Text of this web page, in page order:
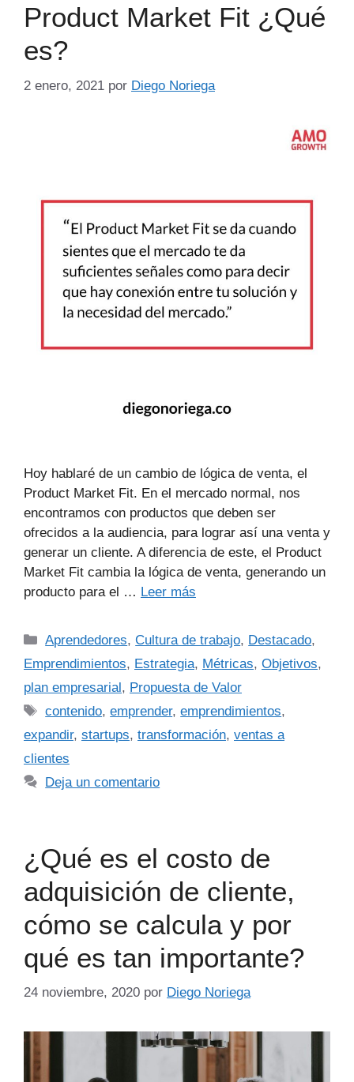
Product Market Fit ¿Qué
es?
2 enero, 2021 por Diego Noriega
Hoy hablaré de un cambio de lógica de venta, el
Product Market Fit. En el mercado normal, nos
encontramos con productos que deben ser
ofrecidos a la audiencia, para lograr así una venta y
generar un cliente. A diferencia de este, el Product
Market Fit cambia la lógica de venta, generando un
producto para el … Leer más
Aprendedores,Cultura de trabajo, Destacado,
Emprendimientos, Estrategia, Métricas, Objetivos,
plan empresarial, Propuesta de Valor
contenido,emprender,emprendimientos,
expandir, startups, transformación, ventas a
clientes
Deja un comentario
¿Qué es el costo de
adquisición de cliente,
cómo se calcula y por
qué es tan importante?
24 noviembre, 2020 por Diego Noriega